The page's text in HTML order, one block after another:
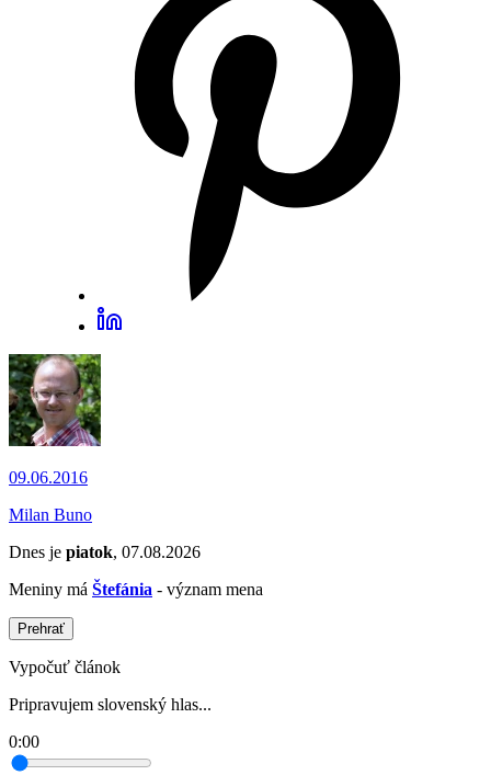
09.06.2016
Milan Buno
Dnes je piatok, 07.08.2026
Meniny má Štefánia - význam mena
Prehrať
Vypočuť článok
Pripravujem slovenský hlas...
0:00